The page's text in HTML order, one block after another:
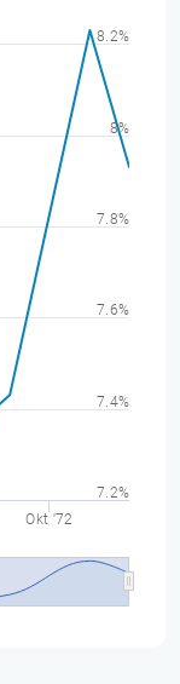
Okt '72
7.2%
7.4%
7.6%
7.8%
8%
8.2%